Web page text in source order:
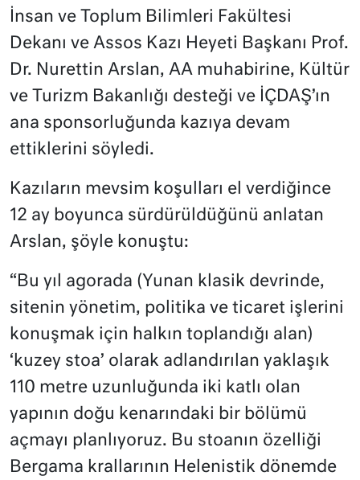
İnsan ve Toplum Bilimleri Fakültesi
Dekanı ve Assos Kazı Heyeti Başkanı Prof.
Dr. Nurettin Arslan, AA muhabirine, Kültür
ve Turizm Bakanlığı desteği ve İÇDAŞ’ın
ana sponsorluğunda kazıya devam
ettiklerini söyledi.
Kazıların mevsim koşulları el verdiğince
12 ay boyunca sürdürüldüğünü anlatan
Arslan, şöyle konuştu:
“Bu yıl agorada (Yunan klasik devrinde,
sitenin yönetim, politika ve ticaret işlerini
konuşmak için halkın toplandığı alan)
‘kuzey stoa’ olarak adlandırılan yaklaşık
110 metre uzunluğunda iki katlı olan
yapının doğu kenarındaki bir bölümü
açmayı planlıyoruz. Bu stoanın özelliği
Bergama krallarının Helenistik dönemde